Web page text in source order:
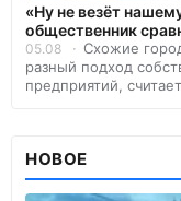
«Ну не везёт
общественник
05.08
Схожие
разный подход
предприятий,
НОВОЕ